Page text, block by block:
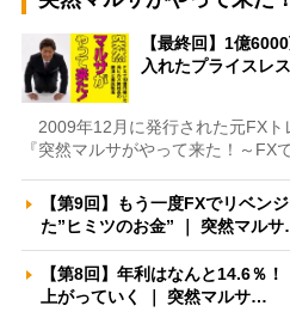
【最終回】1億
入れたプライスレ
2009年12月に発行された元FXト
『突然マルサがやって来た！～FX
【第9回】もう一度FXでリベ
た”ヒミツのお金” ｜ 突然マル
【第8回】年利はなんと14.6％
上がっていく ｜ 突然マルサ…